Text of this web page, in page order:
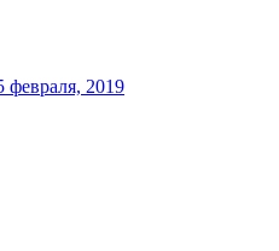
февраля, 2019